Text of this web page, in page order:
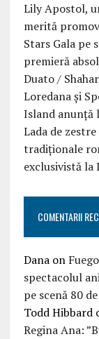
Lily Apostol,
merită
Stars Gala pe
premieră
Duato /
Loredana și
Island anunță
Lada de
tradiționale
exclusivistă la
COMENTARII
Danaon
spectacolul
pe scenă 80
Todd Hibbard
Regina Ana: